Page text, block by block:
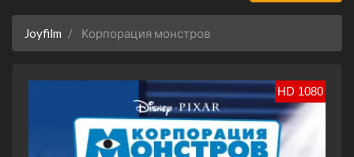
Joyfilm Корпорация монстров
HD 1080